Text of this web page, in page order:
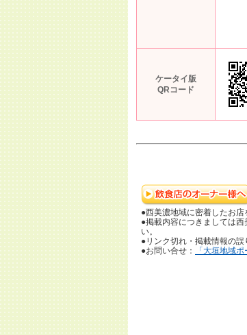
ケータイ版
QRコード
●西美濃地域に密着したお店
●掲載内容につきましては
い。
●リンク切れ・掲載情報の
●お問い合せ：
「大垣地域